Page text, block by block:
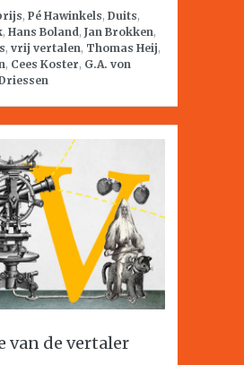
, Pé Hawinkels, Duits,
, Hans Boland, Jan Brokken,
, vrij vertalen, Thomas Heij,
, Cees Koster, G.A. von
van de vertaler